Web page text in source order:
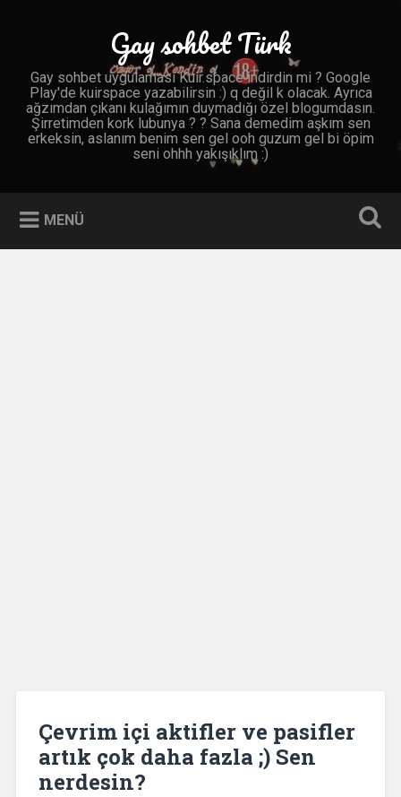
Gay sohbet Türk
Gay sohbet uygulaması Kuir.space indirdin mi ? Google
Play'de kuirspace yazabilirsin :) q değil k olacak. Ayrıca
ağzımdan çıkanı kulağımın duymadığı özel blogumdasın.
Şirretimden kork lubunya ? ? Sana demedim aşkım sen
erkeksin, aslanım benim sen gel ooh guzum gel bi öpim
seni ohhh yakışıklım :)
MENÜ
Çevrim içi aktifler ve pasifler
artık çok daha fazla ;) Sen
nerdesin?